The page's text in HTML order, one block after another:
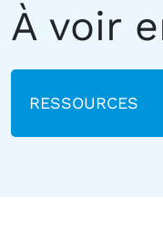
À voir
RESSOURCES